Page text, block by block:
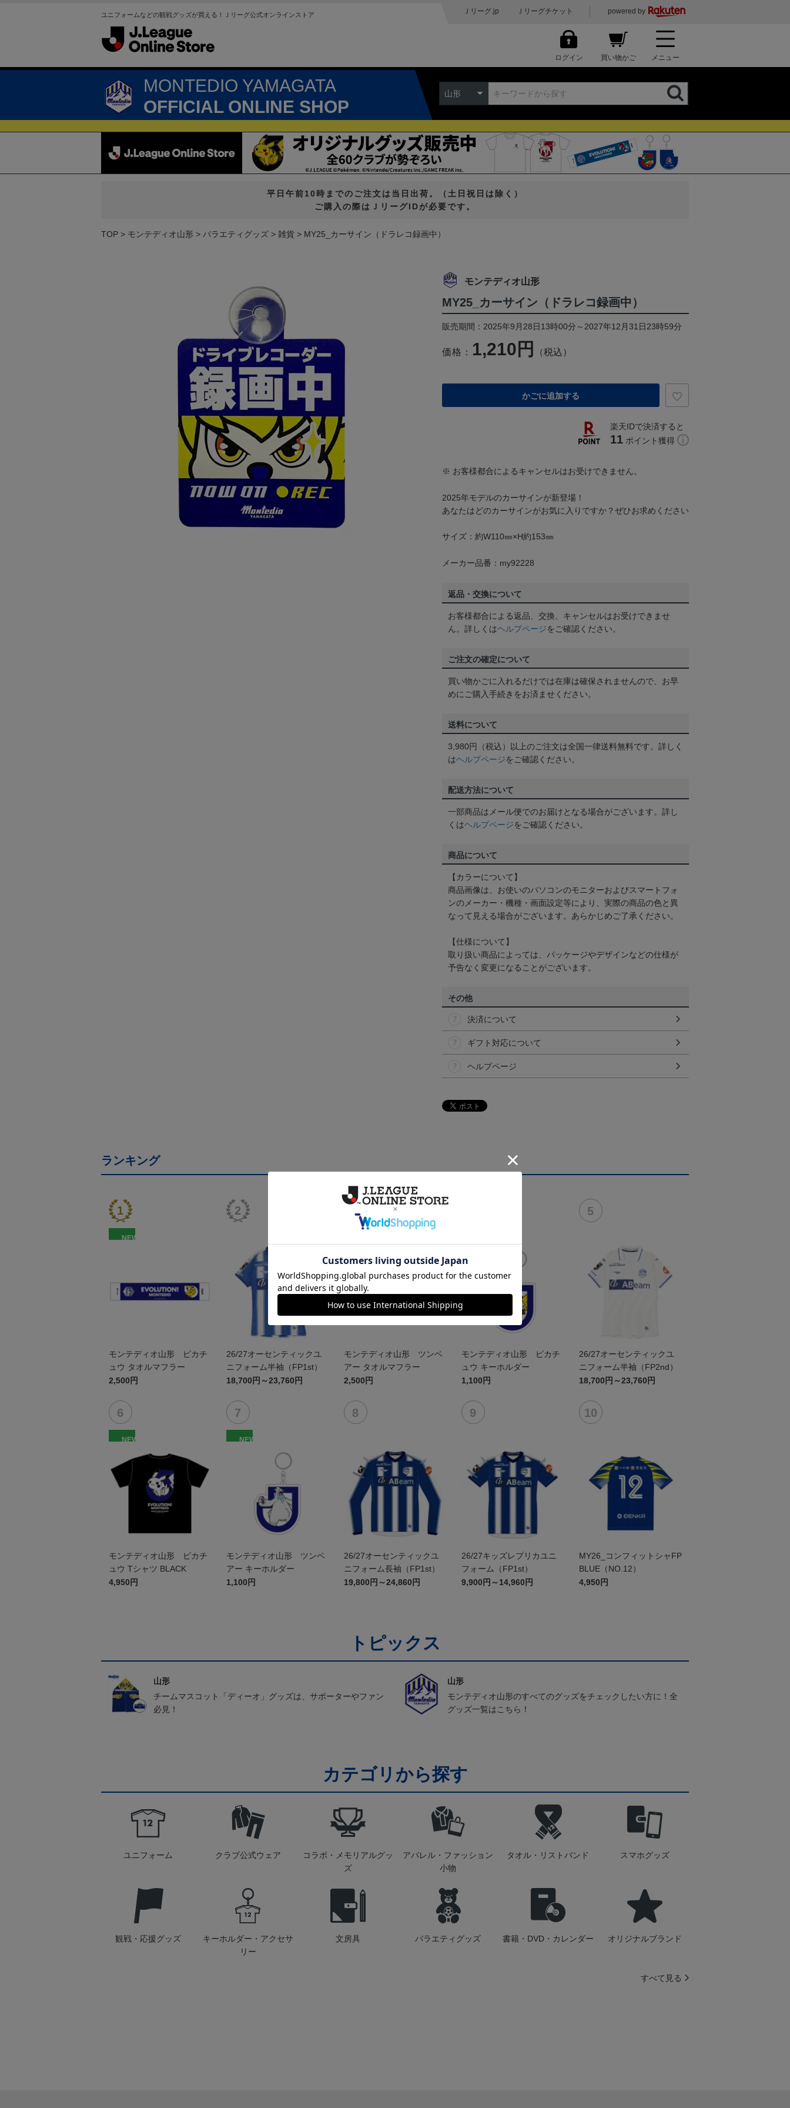
ユニフォームなどの観戦グッズが買える！Ｊリーグ公式オンラインストア Ｊリーグ.jp Ｊリーグチケット powered by
ログイン 買い物かご メニュー
MONTEDIO YAMAGATA
OFFICIAL ONLINE SHOP
山形
平日午前10時までのご注文は当日出荷。（土日祝日は除く）
ご購入の際はＪリーグIDが必要です。
TOP モンテディオ山形 バラエティグッズ 雑貨 MY25_カーサイン（ドラレコ録画中）
モンテディオ山形
MY25_カーサイン（ドラレコ録画中）
販売期間：2025年9月28日13時00分～2027年12月31日23時59分
価格： 1,210円 （税込）
かごに追加する
楽天IDで決済すると
11 ポイント獲得
※ お客様都合によるキャンセルはお受けできません。
2025年モデルのカーサインが新登場！
あなたはどのカーサインがお気に入りですか？ぜひお求めください
サイズ：約W110㎜×H約153㎜
メーカー品番：my92228
返品・交換について
お客様都合による返品、交換、キャンセルはお受けできませ
ん。詳しくはヘルプページをご確認ください。
ご注文の確定について
買い物かごに入れるだけでは在庫は確保されませんので、お早
めにご購入手続きをお済ませください。
送料について
3,980円（税込）以上のご注文は全国一律送料無料です。詳しく
はヘルプページをご確認ください。
配送方法について
一部商品はメール便でのお届けとなる場合がございます。詳し
くはヘルプページをご確認ください。
商品について
【カラーについて】
商品画像は、お使いのパソコンのモニターおよびスマートフォ
ンのメーカー・機種・画面設定等により、実際の商品の色と異
なって見える場合がございます。あらかじめご了承ください。
【仕様について】
取り扱い商品によっては、パッケージやデザインなどの仕様が
予告なく変更になることがございます。
その他
決済について
ギフト対応について
ヘルプページ
ランキング
NEW
モンテディオ山形 ピカチ
ュウ タオルマフラー
2,500円
26/27オーセンティックユ
ニフォーム半袖（FP1st）
18,700円～23,760円
モンテディオ山形 ツンベ
アー タオルマフラー
2,500円
モンテディオ山形 ピカチ
ュウ キーホルダー
1,100円
26/27オーセンティックユ
ニフォーム半袖（FP2nd）
18,700円～23,760円
NEW
モンテディオ山形 ピカチ
ュウ Tシャツ BLACK
4,950円
NEW
モンテディオ山形 ツンベ
アー キーホルダー
1,100円
26/27オーセンティックユ
ニフォーム長袖（FP1st）
19,800円～24,860円
26/27キッズレプリカユニ
フォーム（FP1st）
9,900円～14,960円
MY26_コンフィットシャFP
BLUE（NO.12）
4,950円
トピックス
山形
チームマスコット「ディーオ」グッズは、サポーターやファン
必見！
山形
モンテディオ山形のすべてのグッズをチェックしたい方に！全
グッズ一覧はこちら！
カテゴリから探す
ユニフォーム クラブ公式ウェア
コラボ・メモリアルグッ
ズ
アパレル・ファッション
小物
タオル・リストバンド スマホグッズ
観戦・応援グッズ
キーホルダー・アクセサ
リー
文房具 バラエティグッズ 書籍・DVD・カレンダー オリジナルブランド
すべて見る